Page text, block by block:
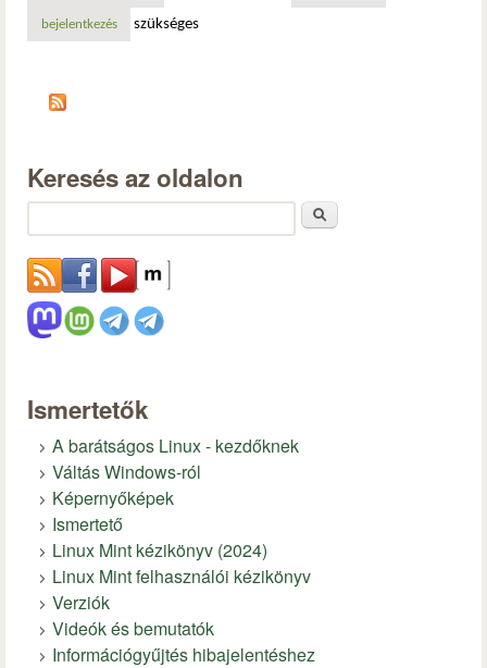
bejelentkezés szükséges
Keresés az oldalon
Ismertetők
A barátságos Linux - kezdőknek
Váltás Windows-ról
Képernyőképek
Ismertető
Linux Mint kézikönyv (2024)
Linux Mint felhasználói kézikönyv
Verziók
Videók és bemutatók
Információgyűjtés hibajelentéshez